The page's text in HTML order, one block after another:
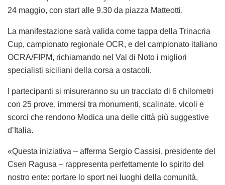
24 maggio, con start alle 9.30 da piazza Matteotti.
La manifestazione sarà valida come tappa della Trinacria
Cup, campionato regionale OCR, e del campionato italiano
OCRA/FIPM, richiamando nel Val di Noto i migliori
specialisti siciliani della corsa a ostacoli.
I partecipanti si misureranno su un tracciato di 6 chilometri
con 25 prove, immersi tra monumenti, scalinate, vicoli e
scorci che rendono Modica una delle città più suggestive
d’Italia.
«Questa iniziativa – afferma Sergio Cassisi, presidente del
Csen Ragusa – rappresenta perfettamente lo spirito del
nostro ente: portare lo sport nei luoghi della comunità,